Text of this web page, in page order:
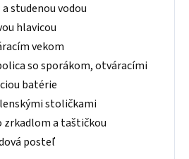
studenou vodou
hlavicou
vekom
so sporákom, otváracími
batérie
stoličkami
a taštičkou
posteľ